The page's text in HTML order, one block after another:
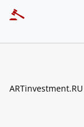
ARTinvestment.RU